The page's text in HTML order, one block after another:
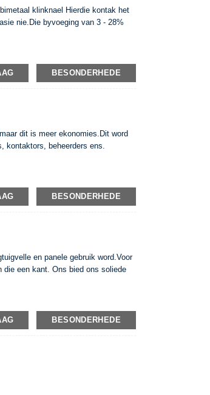
klinknael Hierdie kontak het
nie.Die byvoeging van 3 - 28%
BESONDERHEDE
dit is meer ekonomies.Dit word
kontaktors, beheerders ens.
BESONDERHEDE
en panele gebruik word.Voor
die een kant. Ons bied ons soliede
BESONDERHEDE